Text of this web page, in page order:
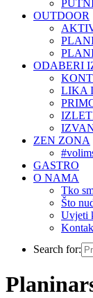
OUTDOOR
ODABERI
LIKA
ZEN ZONA
GASTRO
O NAMA
Tko
Što
Uvjeti
Search for: